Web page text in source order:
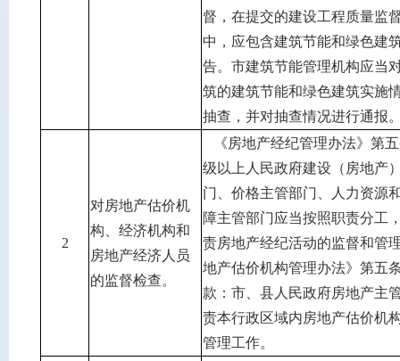
督，在提交的建设工程质量监
中，应包含建筑节能和绿色建
告。市建筑节能管理机构应当
筑的建筑节能和绿色建筑实施
抽查，并对抽查情况进行通报
2
对房地产估价机
构、经济机构和
房地产经济人员
的监督检查。
《房地产经纪管理办法》第
级以上人民政府建设（房地产
门、价格主管部门、人力资源
障主管部门应当按照职责分工
责房地产经纪活动的监督和管
地产估价机构管理办法》第五
款：市、县人民政府房地产主
责本行政区域内房地产估价机
管理工作。